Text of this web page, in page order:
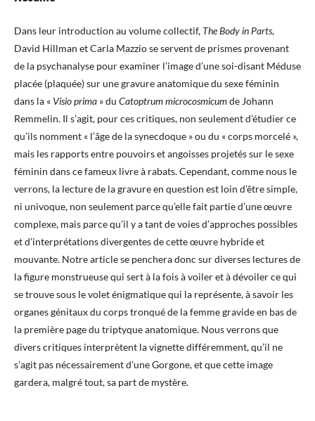
Dans leur introduction au volume collectif, The Body in Parts,
David Hillman et Carla Mazzio se servent de prismes provenant
de la psychanalyse pour examiner l’image d’une soi-disant Méduse
placée (plaquée) sur une gravure anatomique du sexe féminin
dans la « Visio prima » du Catoptrum microcosmicumde Johann
Remmelin. Il s’agit, pour ces critiques, non seulement d’étudier ce
qu’ils nomment « l’âge de la synecdoque » ou du « corps morcelé »,
mais les rapports entre pouvoirs et angoisses projetés sur le sexe
féminin dans ce fameux livre à rabats. Cependant, comme nous le
verrons, la lecture de la gravure en question est loin d’être simple,
ni univoque, non seulement parce qu’elle fait partie d’une œuvre
complexe, mais parce qu’il y a tant de voies d’approches possibles
et d’interprétations divergentes de cette œuvre hybride et
mouvante. Notre article se penchera donc sur diverses lectures de
la figure monstrueuse qui sert à la fois à voiler et à dévoiler ce qui
se trouve sous le volet énigmatique qui la représente, à savoir les
organes génitaux du corps tronqué de la femme gravide en bas de
la première page du triptyque anatomique. Nous verrons que
divers critiques interprètent la vignette différemment, qu’il ne
s’agit pas nécessairement d’une Gorgone, et que cette image
gardera, malgré tout, sa part de mystère.